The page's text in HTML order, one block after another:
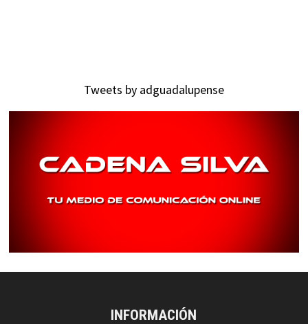
Tweets by adguadalupense
INFORMACIÓN